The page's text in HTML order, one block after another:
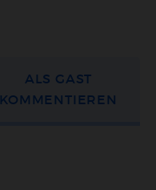
ALS GAST
KOMMENTIEREN